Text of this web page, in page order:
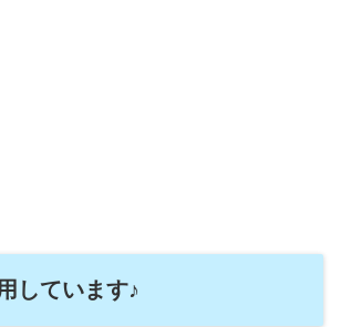
しています♪